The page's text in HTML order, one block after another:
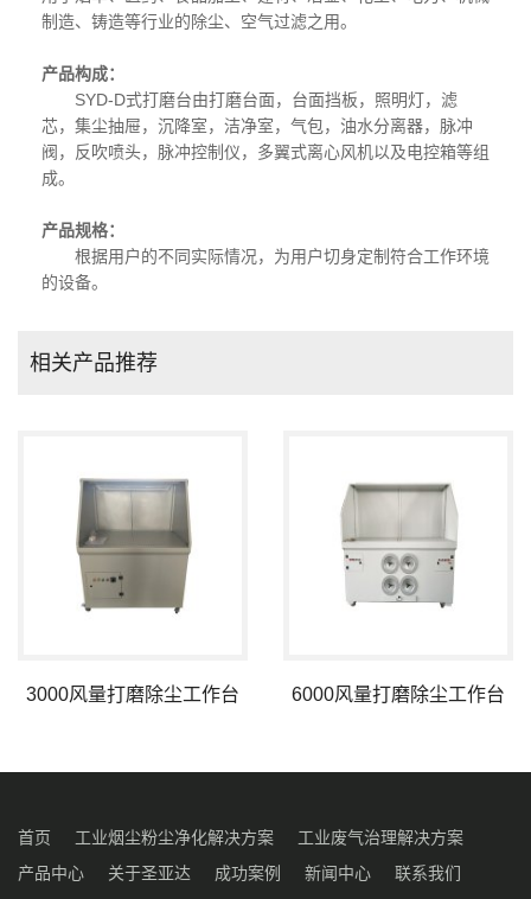
制造、铸造等行业的除尘、空气过滤之用。
产品构成：
SYD-D式打磨台由打磨台面，台面挡板，照明灯，滤
芯，集尘抽屉，沉降室，洁净室，气包，油水分离器，脉冲
阀，反吹喷头，脉冲控制仪，多翼式离心风机以及电控箱等组
成。
产品规格：
根据用户的不同实际情况，为用户切身定制符合工作环境
的设备。
相关产品推荐
3000风量打磨除尘工作台 6000风量打磨除尘工作台
首页 工业烟尘粉尘净化解决方案
工业废气治理解决方案
产品中心
关于圣亚达 成功案例 新闻中心 联系我们